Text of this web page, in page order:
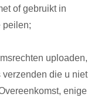
of gebruikt in
peilen;
uploaden,
die u niet
enige